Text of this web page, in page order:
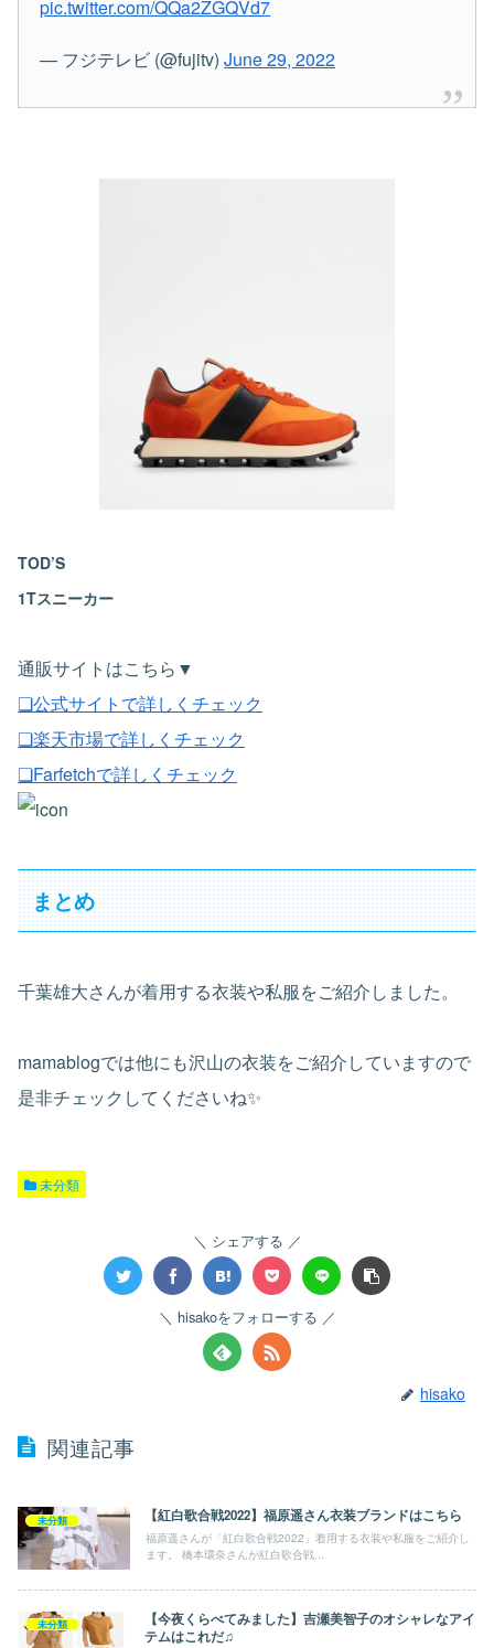
pic.twitter.com/QQa2ZGQVd7
— フジテレビ (@fujitv)June 29, 2022
TOD’S
1Tスニーカー
通販サイトはこちら▼
❏公式サイトで詳しくチェック
❏楽天市場で詳しくチェック
❏Farfetchで詳しくチェック
まとめ
千葉雄大さんが着用する衣装や私服をご紹介しました。
mamablogでは他にも沢山の衣装をご紹介していますので
是非チェックしてくださいね✨
未分類
シェアする
hisakoをフォローする
hisako
関連記事
未分類 【紅白歌合戦2022】福原遥さん衣装ブランドはこちら
福原遥さんが「紅白歌合戦2022」着用する衣装や私服をご紹介し
ます。 橋本環奈さんが紅白歌合戦...
未分類
【今夜くらべてみました】吉瀬美智子のオシャレなアイ
テムはこれだ♫